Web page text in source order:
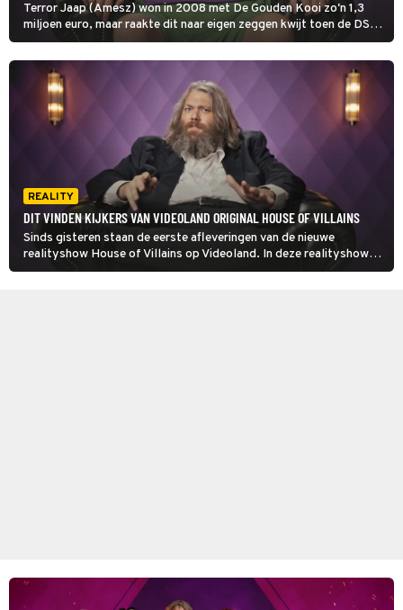
Terror Jaap (Amesz) won in 2008 met De Gouden Kooi zo'n 1,3
miljoen euro, maar raakte dit naar eigen zeggen kwijt toen de DSB-
bank een jaar later failliet ging. Daar blijkt nu echter niets van waar
te zijn.
REALITY
DIT VINDEN KIJKERS VAN VIDEOLAND ORIGINAL HOUSE OF VILLAINS
Sinds gisteren staan de eerste afleveringen van de nieuwe
realityshow House of Villains op Videoland. In deze realityshow
worden de grootste reality-schurken van Nederland samen